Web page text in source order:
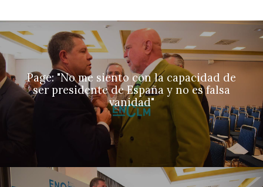
Page: "No me siento con la capacidad de
ser presidente de España y no es falsa
vanidad"